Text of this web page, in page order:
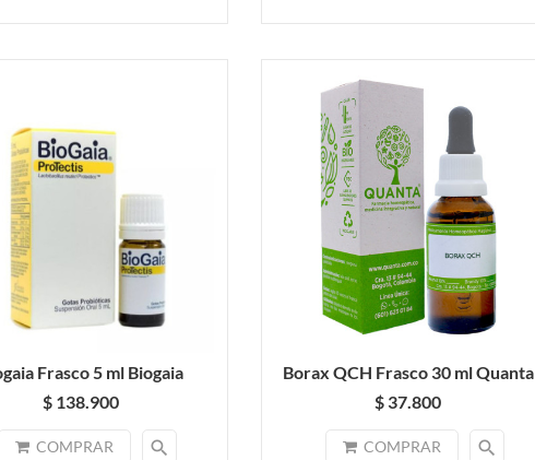
Frasco 5 ml Biogaia
$ 138.900
COMPRAR search
Borax QCH Frasco 30 ml Quanta
$ 37.800
COMPRAR search